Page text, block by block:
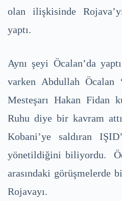
olan ilişkisinde
yaptı.
Aynı şeyi Öcalan’da
varken Abdullah
Mesteşarı Hakan Fidan
Ruhu diye bir kavram
Kobani’ye saldıran
yönetildiğini biliyordu.
arasındaki görüşmelerde
Rojavayı.